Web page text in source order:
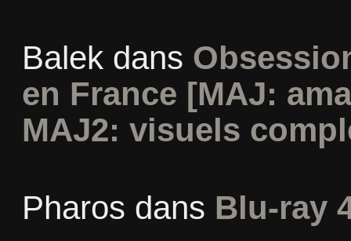
Balekdans
en France [MAJ:
MAJ2: visuels
Pharos dans Blu-ray